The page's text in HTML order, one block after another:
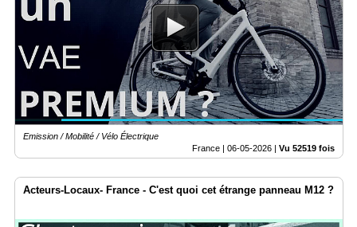
Emission / Mobilité / Vélo Électrique
France | 06-05-2026 | Vu 52519 fois
Acteurs-Locaux- France - C'est quoi cet étrange panneau M12 ?